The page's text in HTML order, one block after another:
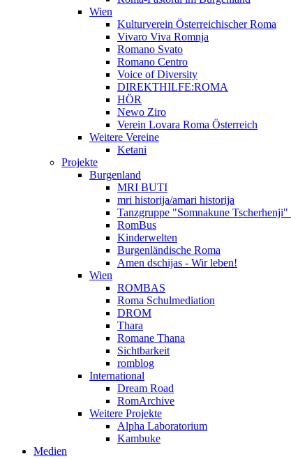
Wien
Kulturverein Österreichischer Roma
Vivaro Viva Romnja
Romano Svato
Romano Centro
Voice of Diversity
DIREKTHILFE:ROMA
HÖR
Newo Ziro
Verein Lovara Roma Österreich
Weitere Vereine
Ketani
Projekte
Burgenland
MRI BUTI
mri historija/amari historija
Tanzgruppe "Somnakune
RomBus
Kinderwelten
Burgenländische Roma
Amen dschijas - Wir leben!
Wien
ROMBAS
Roma Schulmediation
DROM
Thara
Romane Thana
Sichtbarkeit
romblog
International
Dream Road
RomArchive
Weitere Projekte
Alpha Laboratorium
Kambuke
Medien